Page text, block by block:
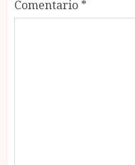
Comentario *